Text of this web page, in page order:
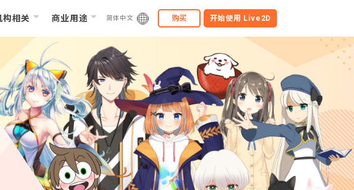
构相关 商业用途 简体中文 购买 开始使用 Live2D